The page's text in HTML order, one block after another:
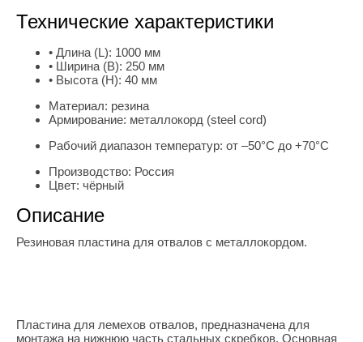
Технические характеристики
• Длина (L): 1000 мм
• Ширина (B): 250 мм
• Высота (H): 40 мм
Материал: резина
Армирование: металлокорд (steel cord)
Рабочий диапазон температур: от –50°С до +70°С
Производство: Россия
Цвет: чёрный
Описание
Резиновая пластина для отвалов с металлокордом.
Пластина для лемехов отвалов, предназначена для
монтажа на нижнюю часть стальных скребков. Основная